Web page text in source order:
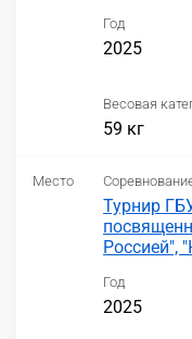
Год
2025
Весовая
59 кг
Место
Турнир
Россией",
Год
2025